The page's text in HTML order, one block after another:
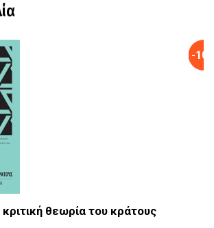
θεωρία του κράτους
-